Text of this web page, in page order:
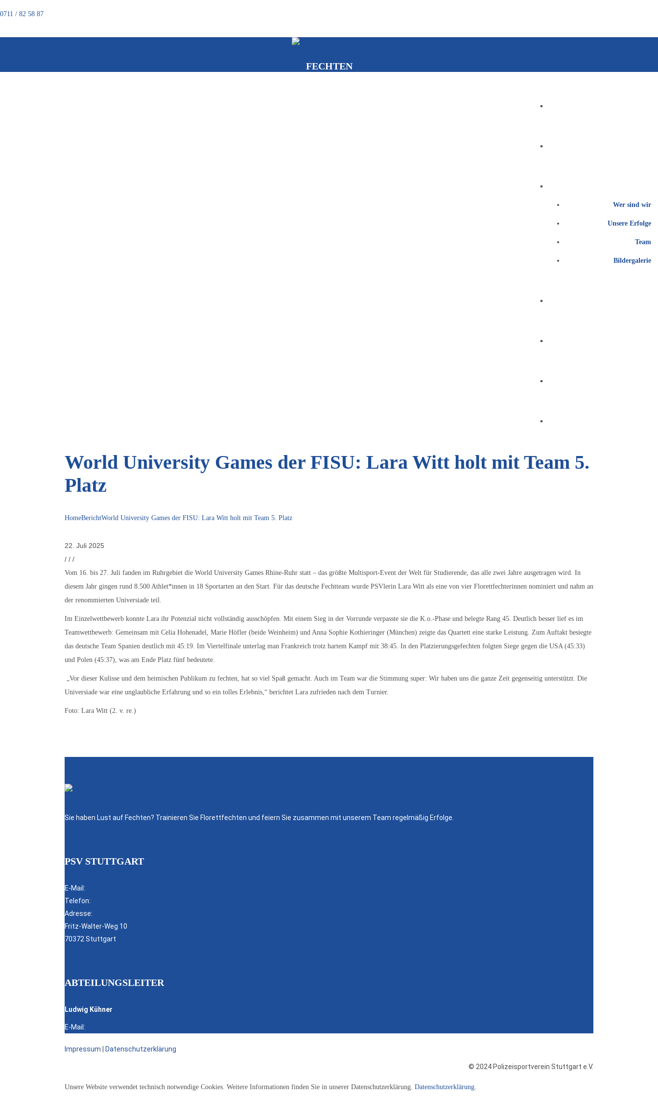
0711 / 82 58 87
FECHTEN
Wer sind wir
Unsere Erfolge
Team
Bildergalerie
World University Games der FISU: Lara Witt holt mit Team 5.
Platz
HomeBerichtWorld University Games der FISU: Lara Witt holt mit Team 5. Platz
22. Juli 2025
/ / /
Vom 16. bis 27. Juli fanden im Ruhrgebiet die World University Games Rhine-Ruhr statt – das größte Multisport-Event der Welt für Studierende, das alle zwei Jahre ausgetragen wird. In
diesem Jahr gingen rund 8.500 Athlet*innen in 18 Sportarten an den Start. Für das deutsche Fechtteam wurde PSVlerin Lara Witt als eine von vier Florettfechterinnen nominiert und nahm an
der renommierten Universiade teil.
Im Einzelwettbewerb konnte Lara ihr Potenzial nicht vollständig ausschöpfen. Mit einem Sieg in der Vorrunde verpasste sie die K.o.-Phase und belegte Rang 45. Deutlich besser lief es im
Teamwettbewerb: Gemeinsam mit Celia Hohenadel, Marie Höfler (beide Weinheim) und Anna Sophie Kothieringer (München) zeigte das Quartett eine starke Leistung. Zum Auftakt besiegte
das deutsche Team Spanien deutlich mit 45:19. Im Viertelfinale unterlag man Frankreich trotz hartem Kampf mit 38:45. In den Platzierungsgefechten folgten Siege gegen die USA (45:33)
und Polen (45:37), was am Ende Platz fünf bedeutete.
„Vor dieser Kulisse und dem heimischen Publikum zu fechten, hat so viel Spaß gemacht. Auch im Team war die Stimmung super: Wir haben uns die ganze Zeit gegenseitig unterstützt. Die
Universiade war eine unglaubliche Erfahrung und so ein tolles Erlebnis,“ berichtet Lara zufrieden nach dem Turnier.
Foto: Lara Witt (2. v. re.)
Sie haben Lust auf Fechten? Trainieren Sie Florettfechten und feiern Sie zusammen mit unserem Team regelmäßig Erfolge.
PSV STUTTGART
E-Mail:
Telefon:
Adresse:
Fritz-Walter-Weg 10
70372 Stuttgart
ABTEILUNGSLEITER
Ludwig Kühner
E-Mail:
Impressum Datenschutzerklärung
© 2024 Polizeisportverein Stuttgart e.V.
Unsere Website verwendet technisch notwendige Cookies. Weitere Informationen finden Sie in unserer Datenschutzerklärung. Datenschutzerklärung.